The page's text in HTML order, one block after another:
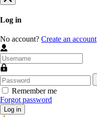
Log in
No account? Create an account
Remember me
Forgot password
Log in